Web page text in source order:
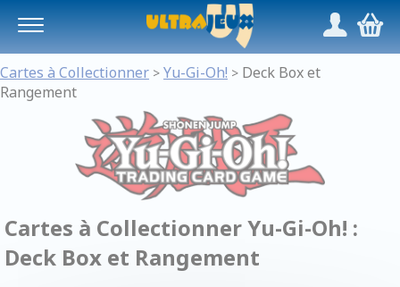
/,
Cartes à Collectionner > Yu-Gi-Oh! > Deck Box et
Rangement
Cartes à Collectionner Yu-Gi-Oh! :
Deck Box et Rangement